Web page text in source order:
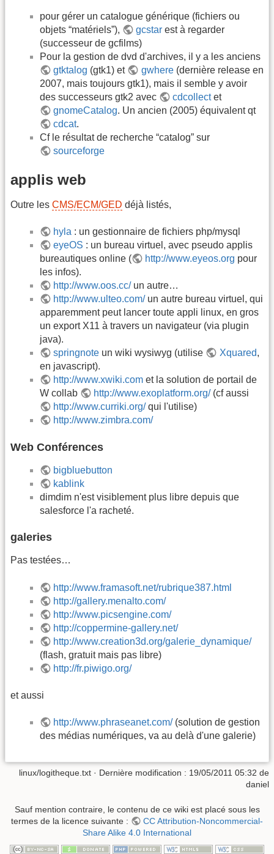
pour gérer un catalogue générique (fichiers ou
objets “matériels”),
gcstar est à regarder
(successeur de gcfilms)
Pour la gestion de dvd d'archives, il y a les anciens
gtktalog (gtk1) et gwhere(dernière release en
2007, mais toujours gtk1), mais il semble y avoir
des successeurs gtk2 avec
cdcollectet
gnomeCatalog. Un ancien (2005) équivalent qt
cdcat.
Cf le résultat de recherche “catalog” sur
sourceforge
applis web
Outre les CMS/ECM/GED déjà listés,
hyla : un gestionnaire de fichiers php/mysql
eyeOS : un bureau virtuel, avec pseudo applis
bureautiques online (
http://www.eyeos.org pour
les infos).
http://www.oos.cc/un autre…
http://www.ulteo.com/un autre bureau virtuel, qui
apparemment peut lancer toute appli linux, en gros
un export X11 à travers un navigateur (via plugin
java).
springnote un wiki wysiwyg (utilise Xquared,
en javascript).
http://www.xwiki.com et la solution de portail de
W collab
http://www.exoplatform.org/(cf aussi
http://www.curriki.org/qui l'utilise)
http://www.zimbra.com/
Web Conférences
bigbluebutton
kablink
dimdim n'est visiblement plus libre depuis que
salesforce l'a racheté.
galeries
Pas testées…
http://www.framasoft.net/rubrique387.html
http://gallery.menalto.com/
http://www.picsengine.com/
http://coppermine-gallery.net/
http://www.creation3d.org/galerie_dynamique/
(flash, gratuit mais pas libre)
http://fr.piwigo.org/
et aussi
http://www.phraseanet.com/(solution de gestion
des médias numériques, va au delà d'une galerie)
linux/logitheque.txt · Dernière modification : 19/05/2011 05:32 de
daniel
Sauf mention contraire, le contenu de ce wiki est placé sous les
termes de la licence suivante :
CC Attribution-Noncommercial-
Share Alike 4.0 International